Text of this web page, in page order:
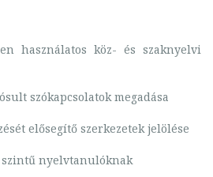
használatos köz- és szaknyelvi
szókapcsolatok megadása
elősegítő szerkezetek jelölése
szintű nyelvtanulóknak